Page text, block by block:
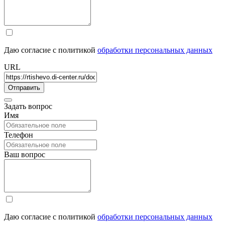
Даю согласие с политикой обработки персональных данных
URL
Задать вопрос
Имя
Телефон
Ваш вопрос
Даю согласие с политикой обработки персональных данных